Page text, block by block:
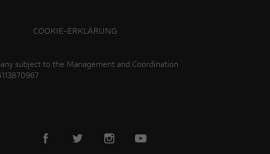
COOKIE-ERKLÄRUNG
subject to the Management and Coordination